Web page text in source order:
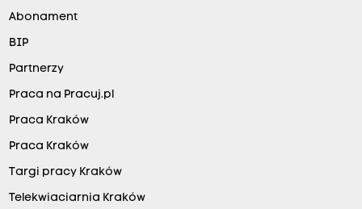
Abonament
BIP
Partnerzy
Praca na Pracuj.pl
Praca Kraków
Praca Kraków
Targi pracy Kraków
Telekwiaciarnia Kraków